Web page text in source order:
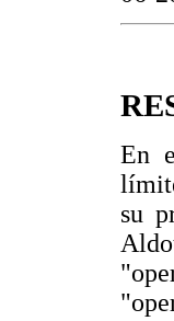
En
su